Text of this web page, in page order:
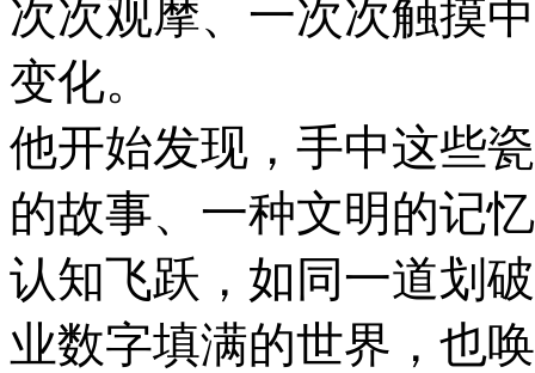
次次观摩、一次次触摸
变化。
他开始发现，手中这些
的故事、一种文明的记
认知飞跃，如同一道划
业数字填满的世界，也